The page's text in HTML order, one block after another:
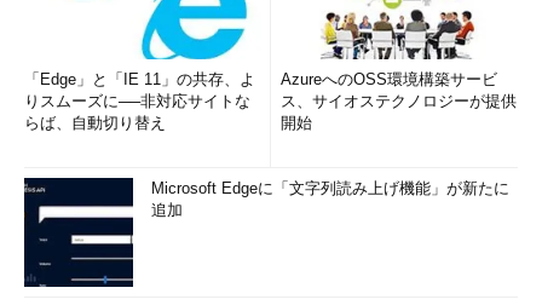
「Edge」と「IE 11」の共存、よ
りスムーズに──非対応サイトな
らば、自動切り替え
AzureへのOSS環境構築サービ
ス、サイオステクノロジーが提供
開始
Microsoft Edgeに「文字列読み上げ機能」が新たに
追加